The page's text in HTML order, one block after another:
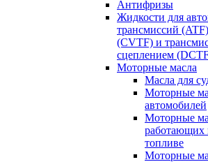
Антифризы
Жидкости для
трансмиссий
(CVTF) и
сцеплением
Моторные масла
Масла для
Моторные
автомобилей
Моторные
работающих
топливе
Моторные